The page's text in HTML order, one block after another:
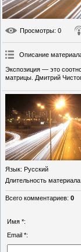
Просмотры: 0
Описание
Экспозиция — это
матрицы. Дмитрий
Язык: Русский
Длительность материала
Всего комментариев: 0
Имя *:
Email *: